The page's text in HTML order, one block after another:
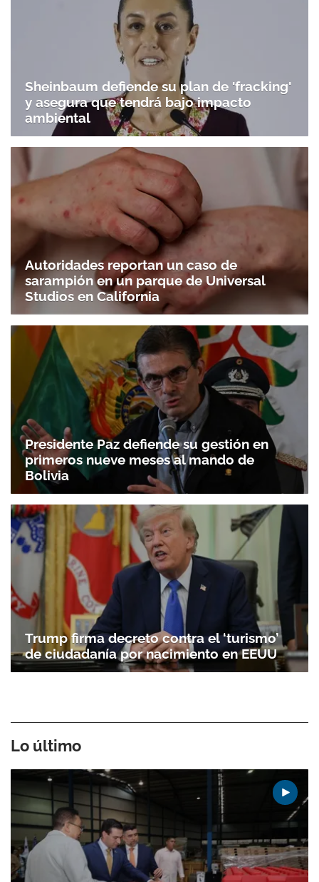
Sheinbaum defiende su plan de 'fracking'
y asegura que tendrá bajo impacto
ambiental
Autoridades reportan un caso de
sarampión en un parque de Universal
Studios en California
Presidente Paz defiende su gestión en
primeros nueve meses al mando de
Bolivia
Trump firma decreto contra el ‘turismo’
de ciudadanía por nacimiento en EEUU
Lo último